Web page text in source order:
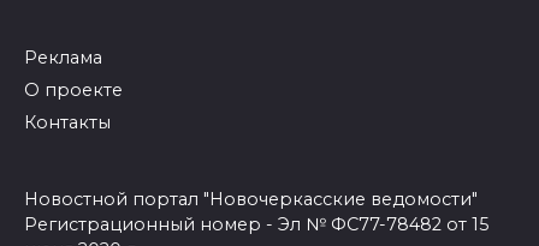
Реклама
О проекте
Контакты
Новостной портал "Новочеркасские ведомости"
Регистрационный номер - Эл № ФС77-78482 от 15